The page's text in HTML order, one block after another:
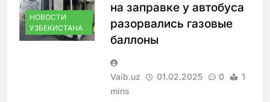
НОВОСТИ
УЗБЕКИСТАНА
на заправке у автобуса
разорвались газовые
баллоны
Vaib.uz 01.02.2025 0
1
mins